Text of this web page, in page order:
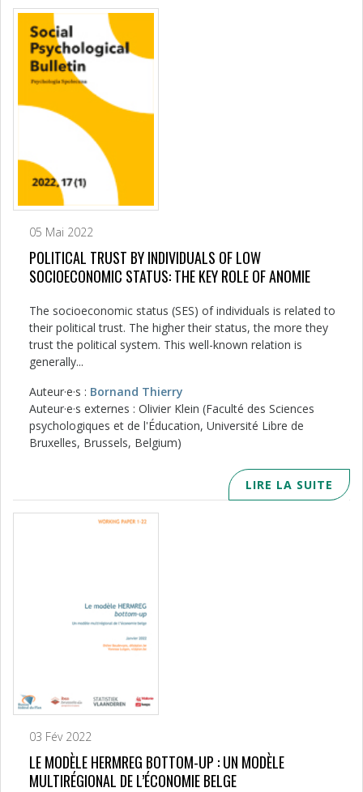
05 Mai 2022
POLITICAL TRUST BY INDIVIDUALS OF LOW
SOCIOECONOMIC STATUS: THE KEY ROLE OF ANOMIE
The socioeconomic status (SES) of individuals is related to
their political trust. The higher their status, the more they
trust the political system. This well-known relation is
generally...
Auteur·e·s : Bornand Thierry
Auteur·e·s externes : Olivier Klein (Faculté des Sciences
psychologiques et de l'Éducation, Université Libre de
Bruxelles, Brussels, Belgium)
LIRE LA SUITE
03 Fév 2022
LE MODÈLE HERMREG BOTTOM-UP : UN MODÈLE
MULTIRÉGIONAL DE L’ÉCONOMIE BELGE